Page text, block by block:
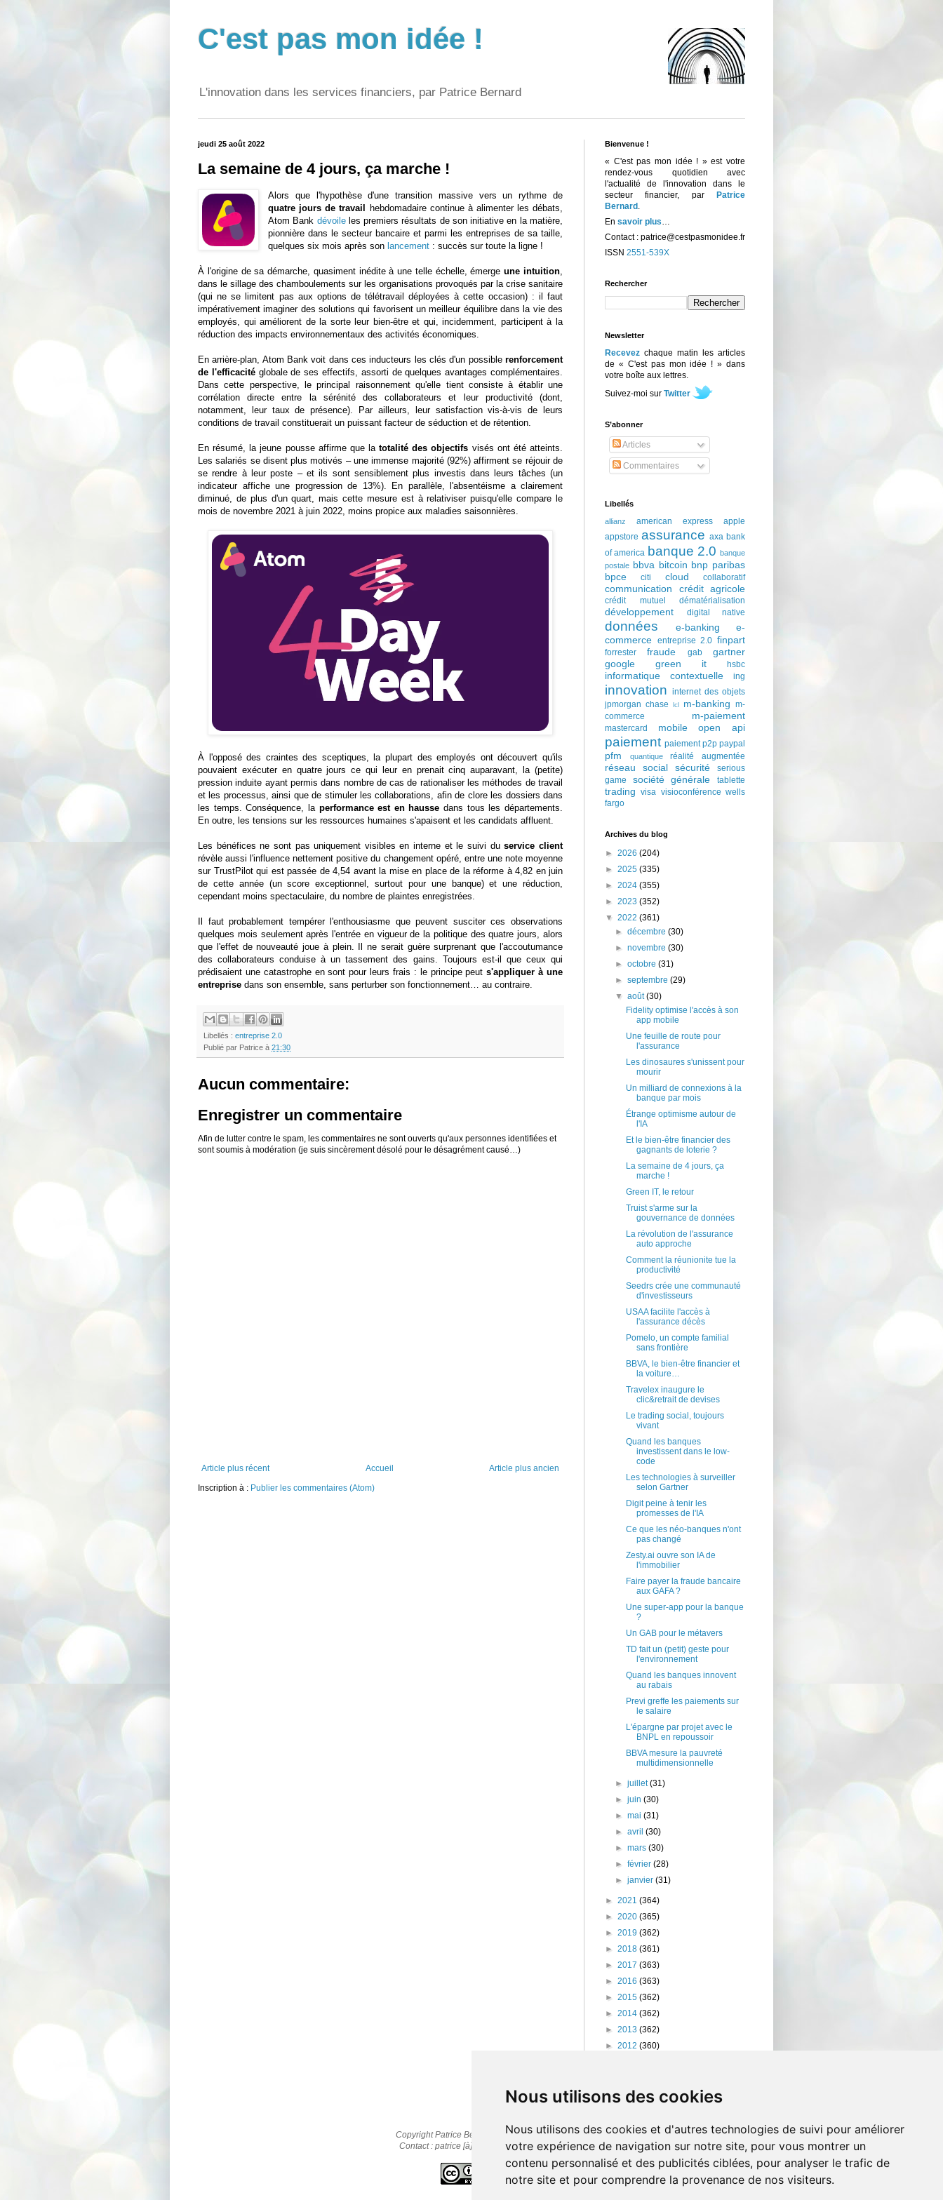
Nous utilisons des cookies
Nous utilisons des cookies et d'autres technologies de suivi pour améliorer
votre expérience de navigation sur notre site, pour vous montrer un
contenu personnalisé et des publicités ciblées, pour analyser le trafic de
notre site et pour comprendre la provenance de nos visiteurs.
C'est pas mon idée !
L'innovation dans les services financiers, par Patrice Bernard
jeudi 25 août 2022
La semaine de 4 jours, ça marche !
Alors que l'hypothèse d'une transition massive vers un rythme de
quatre jours de travail
hebdomadaire continue à alimenter les débats,
Atom Bank dévoileles premiers résultats de son initiative en la matière,
pionnière dans le secteur bancaire et parmi les entreprises de sa taille,
quelques six mois après son lancement : succès sur toute la ligne !
À l'origine de sa démarche, quasiment inédite à une telle échelle, émergeune intuition,
dans le sillage des chamboulements sur les organisations provoqués par la crise sanitaire
(qui ne se limitent pas aux options de télétravail déployées à cette occasion) : il faut
impérativement imaginer des solutions qui favorisent un meilleur équilibre dans la vie des
employés, qui améliorent de la sorte leur bien-être et qui, incidemment, participent à la
réduction des impacts environnementaux des activités économiques.
En arrière-plan, Atom Bank voit dans ces inducteurs les clés d'un possible renforcement
de l'efficacitéglobale de ses effectifs, assorti de quelques avantages complémentaires.
Dans cette perspective, le principal raisonnement qu'elle tient consiste à établir une
corrélation directe entre la sérénité des collaborateurs et leur productivité (dont,
notamment, leur taux de présence). Par ailleurs, leur satisfaction vis-à-vis de leurs
conditions de travail constituerait un puissant facteur de séduction et de rétention.
En résumé, la jeune pousse affirme que latotalité des objectifs visés ont été atteints.
Les salariés se disent plus motivés – une immense majorité (92%) affirment se réjouir de
se rendre à leur poste – et ils sont sensiblement plus investis dans leurs tâches (un
indicateur affiche une progression de 13%). En parallèle, l'absentéisme a clairement
diminué, de plus d'un quart, mais cette mesure est à relativiser puisqu'elle compare le
mois de novembre 2021 à juin 2022, moins propice aux maladies saisonnières.
À l'opposé des craintes des sceptiques, la plupart des employés ont découvert qu'ils
pouvaient exécuter en quatre jours ce qui leur en prenait cinq auparavant, la (petite)
pression induite ayant permis dans nombre de cas de rationaliser les méthodes de travail
et les processus, ainsi que de stimuler les collaborations, afin de clore les dossiers dans
les temps. Conséquence, la performance est en hausse dans tous les départements.
En outre, les tensions sur les ressources humaines s'apaisent et les candidats affluent.
Les bénéfices ne sont pas uniquement visibles en interne et le suivi duservice client
révèle aussi l'influence nettement positive du changement opéré, entre une note moyenne
sur TrustPilot qui est passée de 4,54 avant la mise en place de la réforme à 4,82 en juin
de cette année (un score exceptionnel, surtout pour une banque) et une réduction,
cependant moins spectaculaire, du nombre de plaintes enregistrées.
Il faut probablement tempérer l'enthousiasme que peuvent susciter ces observations
quelques mois seulement après l'entrée en vigueur de la politique des quatre jours, alors
que l'effet de nouveauté joue à plein. Il ne serait guère surprenant que l'accoutumance
des collaborateurs conduise à un tassement des gains. Toujours est-il que ceux qui
prédisaient une catastrophe en sont pour leurs frais : le principe peuts'appliquer à une
entreprise dans son ensemble, sans perturber son fonctionnement… au contraire.
Libellés : entreprise 2.0
Publié par Patrice à 21:30
Aucun commentaire:
Enregistrer un commentaire
Afin de lutter contre le spam, les commentaires ne sont ouverts qu'aux personnes identifiées et
sont soumis à modération (je suis sincèrement désolé pour le désagrément causé…)
Article plus récent Article plus ancien
Accueil
Inscription à : Publier les commentaires (Atom)
Bienvenue !
« C'est pas mon idée ! » est votre
rendez-vous quotidien avec
l'actualité de l'innovation dans le
secteur financier, par
Patrice
Bernard .
En savoir plus…
Contact : patrice@cestpasmonidee.fr
ISSN 2551-539X
Rechercher
Newsletter
Recevez chaque matin les articles
de « C'est pas mon idée ! » dans
votre boîte aux lettres.
Suivez-moi sur Twitter
S’abonner
Articles
Commentaires
Libellés
allianz american express
apple
appstore assurance axa bank
of america banque 2.0 banque
postale bbva bitcoin bnp paribas
bpce
citi cloud collaboratif
communication crédit agricole
crédit mutuel dématérialisation
développement digital native
données e-banking
e-
commerce entreprise 2.0 finpart
forrester fraude gab
gartner
google
green it hsbc
informatique contextuelle ing
innovation internet des objets
jpmorgan chase
lcl m-banking m-
commerce
m-paiement
mastercard mobile open api
paiement paiement p2p paypal
pfm quantique réalité augmentée
réseau social sécurité
serious
game
société générale tablette
trading visa visioconférence wells
fargo
Archives du blog
► 2026 (204)
► 2025 (335)
► 2024 (355)
► 2023 (352)
▼ 2022 (361)
►décembre(30)
►novembre(30)
►octobre(31)
►septembre(29)
▼août(30)
Fidelity optimise l'accès à son
app mobile
Une feuille de route pour
l'assurance
Les dinosaures s'unissent pour
mourir
Un milliard de connexions à la
banque par mois
Étrange optimisme autour de
l'IA
Et le bien-être financier des
gagnants de loterie ?
La semaine de 4 jours, ça
marche !
Green IT, le retour
Truist s'arme sur la
gouvernance de données
La révolution de l'assurance
auto approche
Comment la réunionite tue la
productivité
Seedrs crée une communauté
d'investisseurs
USAA facilite l'accès à
l'assurance décès
Pomelo, un compte familial
sans frontière
BBVA, le bien-être financier et
la voiture…
Travelex inaugure le
clic&retrait de devises
Le trading social, toujours
vivant
Quand les banques
investissent dans le low-
code
Les technologies à surveiller
selon Gartner
Digit peine à tenir les
promesses de l'IA
Ce que les néo-banques n'ont
pas changé
Zesty.ai ouvre son IA de
l'immobilier
Faire payer la fraude bancaire
aux GAFA ?
Une super-app pour la banque
?
Un GAB pour le métavers
TD fait un (petit) geste pour
l'environnement
Quand les banques innovent
au rabais
Previ greffe les paiements sur
le salaire
L'épargne par projet avec le
BNPL en repoussoir
BBVA mesure la pauvreté
multidimensionnelle
►juillet(31)
►juin(30)
►mai(31)
►avril(30)
►mars(30)
►février(28)
►janvier(31)
► 2021 (364)
► 2020 (365)
► 2019 (362)
► 2018 (361)
► 2017 (363)
► 2016 (363)
► 2015 (362)
► 2014 (362)
► 2013 (362)
► 2012 (360)
Copyright Patrice Bernard © 2010-2025
Contact : patrice [à] cestpasmonidee.fr